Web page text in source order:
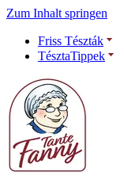
Zum Inhalt springen
Friss Tészták
TésztaTippek